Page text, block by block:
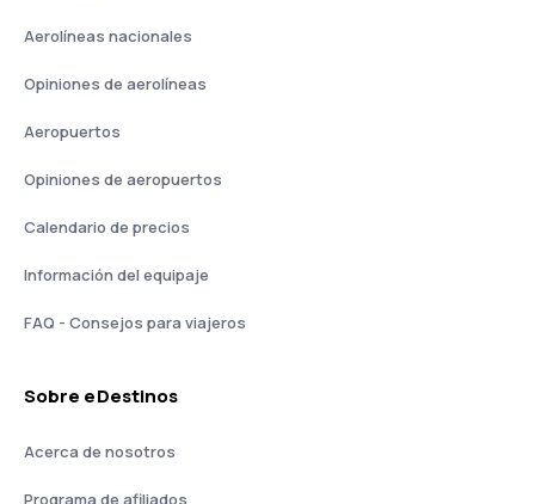
Aerolíneas nacionales
Opiniones de aerolíneas
Aeropuertos
Opiniones de aeropuertos
Calendario de precios
Información del equipaje
FAQ - Consejos para viajeros
Sobre eDestinos
Acerca de nosotros
Programa de afiliados